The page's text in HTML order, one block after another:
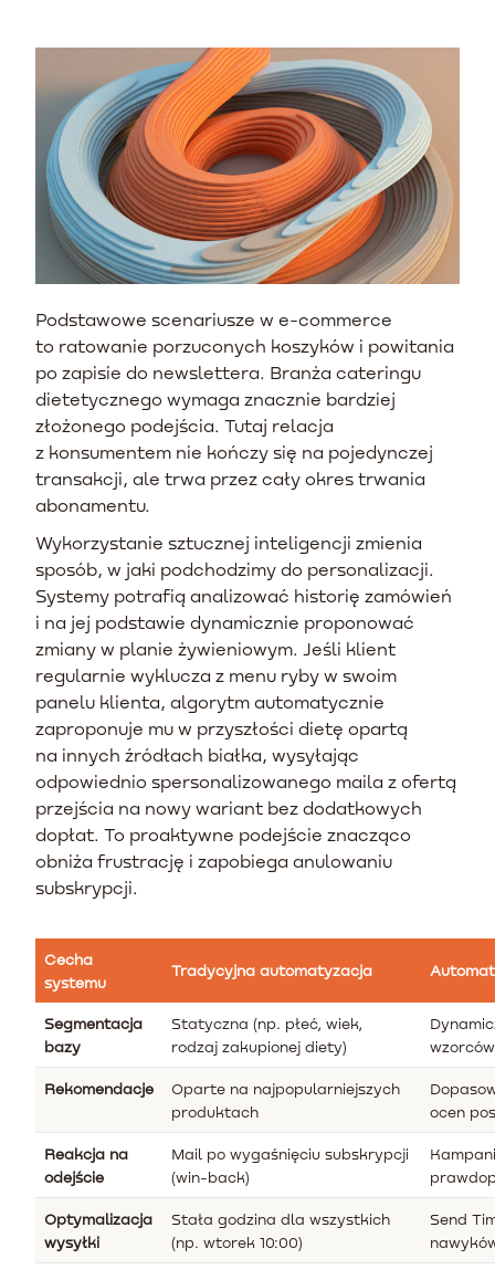
Podstawowe scenariusze w e-commerce
to ratowanie porzuconych koszyków i powitania
po zapisie do newslettera. Branża cateringu
dietetycznego wymaga znacznie bardziej
złożonego podejścia. Tutaj relacja
z konsumentem nie kończy się na pojedynczej
transakcji, ale trwa przez cały okres trwania
abonamentu.
Wykorzystanie sztucznej inteligencji zmienia
sposób, w jaki podchodzimy do personalizacji.
Systemy potrafią analizować historię zamówień
i na jej podstawie dynamicznie proponować
zmiany w planie żywieniowym. Jeśli klient
regularnie wyklucza z menu ryby w swoim
panelu klienta, algorytm automatycznie
zaproponuje mu w przyszłości dietę opartą
na innych źródłach białka, wysyłając
odpowiednio spersonalizowanego maila z ofertą
przejścia na nowy wariant bez dodatkowych
dopłat. To proaktywne podejście znacząco
obniża frustrację i zapobiega anulowaniu
subskrypcji.
Cecha
systemu
Tradycyjna automatyzacja
Segmentacja
bazy
Statyczna (np. płeć, wiek,
rodzaj zakupionej diety)
Rekomendacje
Oparte na najpopularniejszych
produktach
ocen
Reakcja na
odejście
Mail po wygaśnięciu subskrypcji
(win-back)
Optymalizacja
wysyłki
Stała godzina dla wszystkich
(np. wtorek 10:00)
Send